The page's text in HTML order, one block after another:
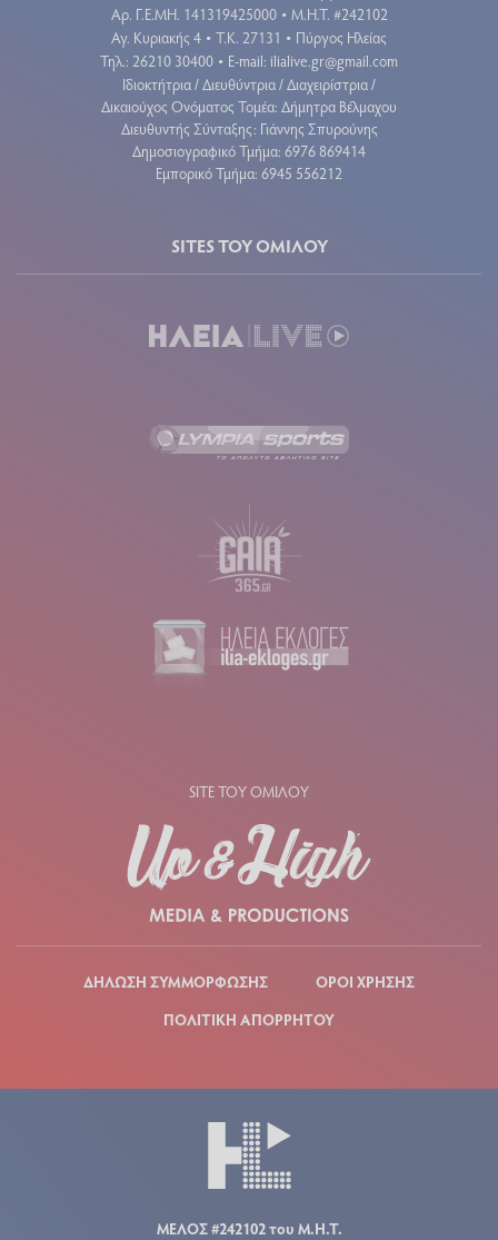
Aρ. Γ.Ε.ΜΗ. 141319425000 • Μ.Η.Τ. #242102
Αγ. Κυριακής 4 • Τ.Κ. 27131 • Πύργος Ηλείας
Τηλ.: 26210 30400 • E-mail: ilialive.gr@gmail.com
Ιδιοκτήτρια / Διευθύντρια / Διαχειρίστρια /
Δικαιούχος Ονόματος Τομέα: Δήμητρα Βέλμαχου
Διευθυντής Σύνταξης: Γιάννης Σπυρούνης
Δημοσιογραφικό Τμήμα: 6976 869414
Εμπορικό Τμήμα: 6945 556212
SITES ΤΟΥ ΟΜΙΛΟΥ
SITE ΤΟΥ ΟΜΙΛΟΥ
ΔΗΛΩΣΗ ΣΥΜΜΟΡΦΩΣΗΣ
ΟΡΟΙ ΧΡΗΣΗΣ
ΠΟΛΙΤΙΚΗ ΑΠΟΡΡΗΤΟΥ
ΜΕΛΟΣ #242102 του Μ.Η.Τ.